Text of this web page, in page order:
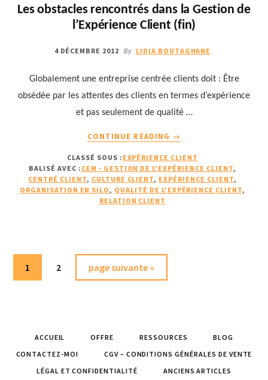
DE
L’EXPÉRIENCE
CLIENT
Les obstacles rencontrés dans la Gestion de
l’Expérience Client (fin)
4 DÉCEMBRE 2012 By LIDIA BOUTAGHANE
Globalement une entreprise centrée clients doit : Être
obsédée par les attentes des clients en termes d’expérience
et pas seulement de qualité …
CONTINUE READING
OBSTACLES
RENCONTRÉS
DANS
→
CLASSÉ SOUS : EXPÉRIENCE CLIENT
BALISÉ AVEC : CEM - GESTION DE L'EXPÉRIENCE CLIENT,
CENTRÉ CLIENT, CULTURE CLIENT, EXPÉRIENCE CLIENT,
ORGANISATION EN SILO, QUALITÉ DE L'EXPÉRIENCE CLIENT,
RELATION CLIENT
Page
1 Page
2
Aller
à
page suivante »
ACCUEIL OFFRE RESSOURCES
BLOG
CONTACTEZ-MOI
CGV – CONDITIONS GÉNÉRALES DE VENTE
LÉGAL ET CONFIDENTIALITÉ
ANCIENS ARTICLES